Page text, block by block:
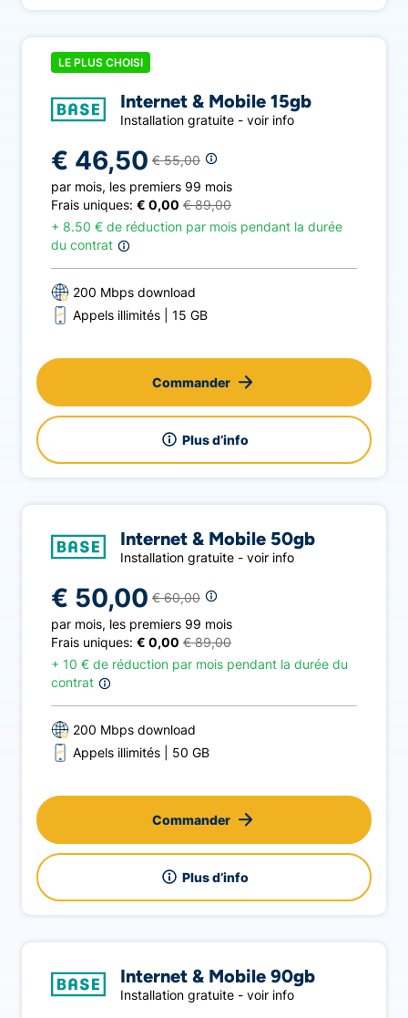
LE PLUS CHOISI
Internet & Mobile 15gb
Installation gratuite - voir info
€ 46,50 € 55,00
par mois, les premiers 99 mois
Frais uniques: € 0,00 € 89,00
+ 8.50 € de réduction par mois pendant la durée
du contrat
200 Mbps download
Appels illimités
15 GB
Plus d’info
Commander
Internet & Mobile 50gb
Installation gratuite - voir info
€ 50,00 € 60,00
par mois, les premiers 99 mois
Frais uniques: € 0,00 € 89,00
+ 10 € de réduction par mois pendant la durée du
contrat
200 Mbps download
Appels illimités
50 GB
Plus d’info
Commander
Internet & Mobile 90gb
Installation gratuite - voir info